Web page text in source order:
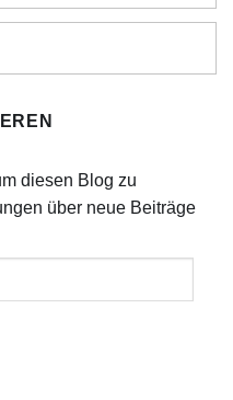
diesen Blog zu
über neue Beiträge